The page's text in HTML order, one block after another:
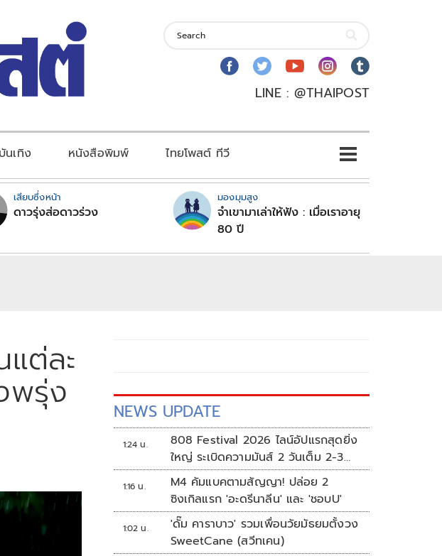
LINE : @THAIPOST
บันเทิง หนังสือพิมพ์ ไทยโพสต์ ทีวี
เสียบซึ่งหน้า
ดาวรุ่งส่อดาวร่วง
มองมุมสูง
จำเขามาเล่าให้ฟัง : เมื่อเราอายุ
80 ปี
ต่ละ
พรุ่ง NEWS UPDATE
1:24 น.
808 Festival 2026 ไลน์อัปแรกสุดยิ่ง
ใหญ่ ระเบิดความมันส์ 2 วันเต็ม 2-3
ต.ค.นี้
1:16 น.
M4 คัมแบคตามสัญญา! ปล่อย 2
ซิงเกิลแรก 'อะดรีนาลีน' และ 'ชอบU'
1:02 น.
'ดั๊ม คาราบาว' รวมเพื่อนวัยมัธยมตั้งวง
SweetCane (สวีทเคน)